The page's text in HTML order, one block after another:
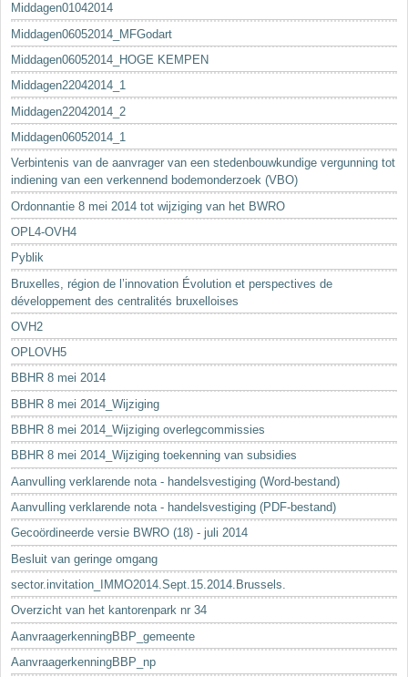
Middagen01042014
Middagen06052014_MFGodart
Middagen06052014_HOGE KEMPEN
Middagen22042014_1
Middagen22042014_2
Middagen06052014_1
Verbintenis van de aanvrager van een stedenbouwkundige vergunning tot
indiening van een verkennend bodemonderzoek (VBO)
Ordonnantie 8 mei 2014 tot wijziging van het BWRO
OPL4-OVH4
Pyblik
Bruxelles, région de l’innovation Évolution et perspectives de
développement des centralités bruxelloises
OVH2
OPLOVH5
BBHR 8 mei 2014
BBHR 8 mei 2014_Wijziging
BBHR 8 mei 2014_Wijziging overlegcommissies
BBHR 8 mei 2014_Wijziging toekenning van subsidies
Aanvulling verklarende nota - handelsvestiging (Word-bestand)
Aanvulling verklarende nota - handelsvestiging (PDF-bestand)
Gecoördineerde versie BWRO (18) - juli 2014
Besluit van geringe omgang
sector.invitation_IMMO2014.Sept.15.2014.Brussels.
Overzicht van het kantorenpark nr 34
AanvraagerkenningBBP_gemeente
AanvraagerkenningBBP_np